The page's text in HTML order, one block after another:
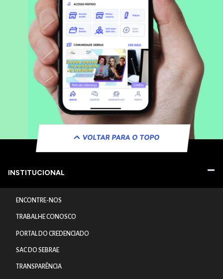
VOLTAR PARA O TOPO
INSTITUCIONAL
ENCONTRE-NOS
TRABALHE CONOSCO
PORTAL DO CREDENCIADO
SAC DO SEBRAE
TRANSPARÊNCIA